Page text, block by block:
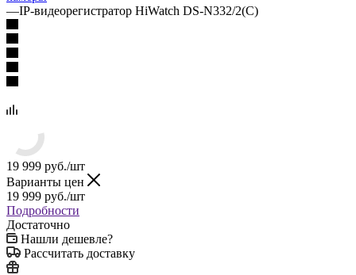
—IP-видеорегистратор HiWatch DS-N332/2(C)
19 999 руб./шт
Варианты цен
19 999 руб./шт
Подробности
Достаточно
Нашли дешевле?
Рассчитать доставку